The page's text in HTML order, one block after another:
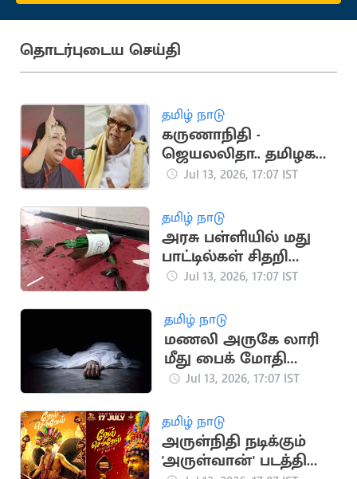
தொடர்புடைய செய்தி
தமிழ் நாடு
கருணாநிதி -
ஜெயலலிதா.. தமிழக
அரசியலை உலுக்கிய
Jul 13, 2026, 17:07 IST
தமிழ் நாடு
அரசு பள்ளியில் மது
பாட்டில்கள் சிதறி
கிடந்ததால் அதிர்ச்சி
Jul 13, 2026, 17:07 IST
தமிழ் நாடு
மணலி அருகே லாரி
மீது பைக் மோதி
இளைஞர் உயிரிழப்பு
Jul 13, 2026, 17:07 IST
தமிழ் நாடு
அருள்நிதி நடிக்கும்
'அருள்வான்' படத்தின்